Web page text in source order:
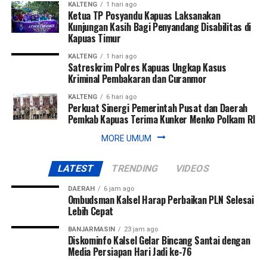
KALTENG 1 hari ago
Ketua TP Posyandu Kapuas Laksanakan
Kunjungan Kasih Bagi Penyandang Disabilitas di
Kapuas Timur
KALTENG 1 hari ago
Satreskrim Polres Kapuas Ungkap Kasus
Kriminal Pembakaran dan Curanmor
KALTENG 6 hari ago
Perkuat Sinergi Pemerintah Pusat dan Daerah
Pemkab Kapuas Terima Kunker Menko Polkam RI
MORE UMUM
LATEST TRENDING VIDEOS
DAERAH 6 jam ago
Ombudsman Kalsel Harap Perbaikan PLN Selesai
Lebih Cepat
BANJARMASIN 23 jam ago
Diskominfo Kalsel Gelar Bincang Santai dengan
Media Persiapan Hari Jadi ke-76